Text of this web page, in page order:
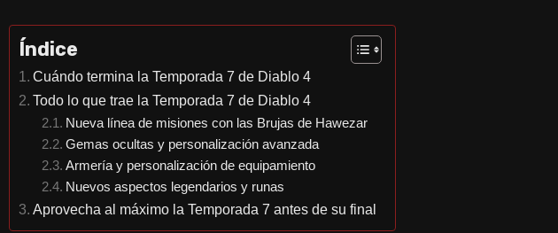
Índice
Cuándo termina la Temporada 7 de Diablo 4
Todo lo que trae la Temporada 7 de Diablo 4
Nueva línea de misiones con las Brujas de Hawezar
Gemas ocultas y personalización avanzada
Armería y personalización de equipamiento
Nuevos aspectos legendarios y runas
Aprovecha al máximo la Temporada 7 antes de su final